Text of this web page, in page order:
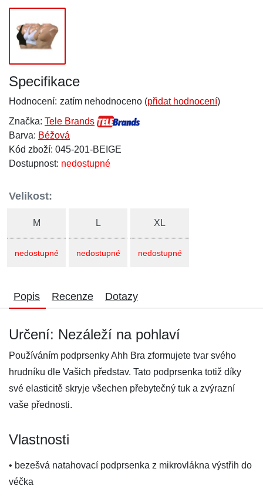
Specifikace
Hodnocení: zatím nehodnoceno (přidat hodnocení)
Značka: Tele Brands
Barva: Béžová
Kód zboží: 045-201-BEIGE
Dostupnost: nedostupné
Velikost:
M
nedostupné
L
nedostupné
XL
nedostupné
Popis Recenze Dotazy
Určení: Nezáleží na pohlaví
Používáním podprsenky Ahh Bra zformujete tvar svého
hrudníku dle Vašich představ. Tato podprsenka totiž díky
své elasticitě skryje všechen přebytečný tuk a zvýrazní
vaše přednosti.
Vlastnosti
• bezešvá natahovací podprsenka z mikrovlákna výstřih do
véčka